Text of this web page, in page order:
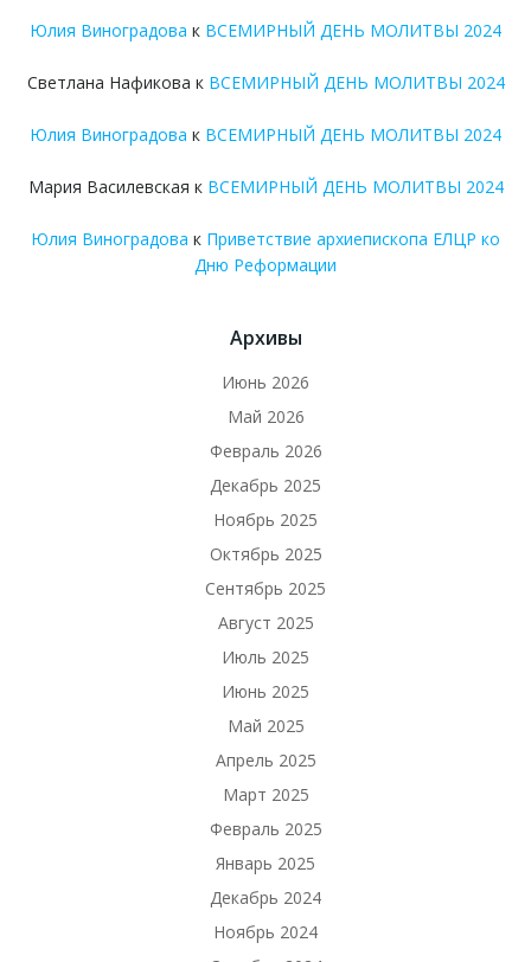
Юлия Виноградова к ВСЕМИРНЫЙ ДЕНЬ МОЛИТВЫ 2024
Светлана Нафикова к ВСЕМИРНЫЙ ДЕНЬ МОЛИТВЫ 2024
Юлия Виноградова к ВСЕМИРНЫЙ ДЕНЬ МОЛИТВЫ 2024
Мария Василевская к ВСЕМИРНЫЙ ДЕНЬ МОЛИТВЫ 2024
Юлия Виноградова к Приветствие архиепископа ЕЛЦР ко
Дню Реформации
Архивы
Июнь 2026
Май 2026
Февраль 2026
Декабрь 2025
Ноябрь 2025
Октябрь 2025
Сентябрь 2025
Август 2025
Июль 2025
Июнь 2025
Май 2025
Апрель 2025
Март 2025
Февраль 2025
Январь 2025
Декабрь 2024
Ноябрь 2024